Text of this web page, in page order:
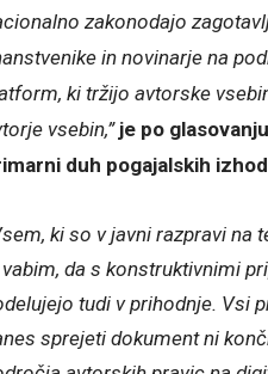
zakonodajo
in novinarje na
ki tržijo avtorske
vsebin,”je po
duh pogajalskih
ki so v javni razpravi
da s konstruktivnimi
tudi v prihodnje. Vsi
sprejeti dokument ni